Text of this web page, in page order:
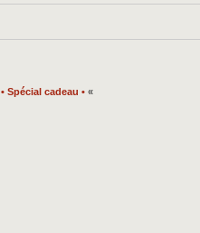
• Spécial cadeau • «